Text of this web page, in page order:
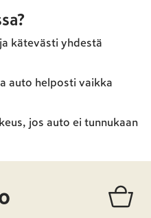
kätevästi yhdestä
auto helposti vaikka
jos auto ei tunnukaan